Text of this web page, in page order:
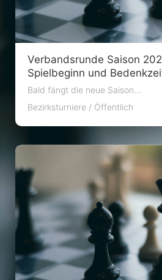
Verbandsrunde Saison
Spielbeginn und
Bald fängt die neue Saison...
Bezirksturniere / Öffentlich